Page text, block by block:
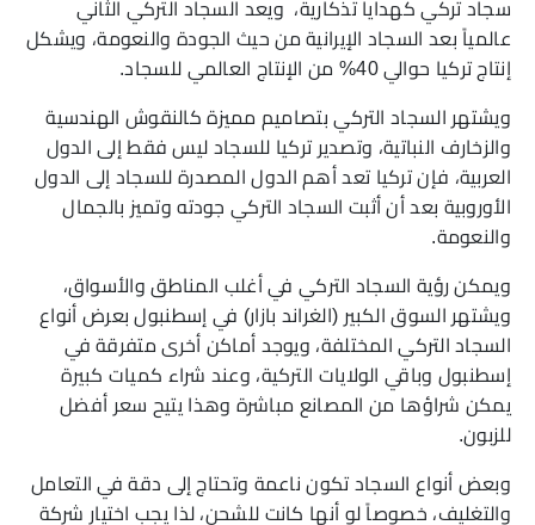
سجاد تركي كهدايا تذكارية، ويعد السجاد التركي الثاني
عالمياً بعد السجاد الإيرانية من حيث الجودة والنعومة، ويشكل
إنتاج تركيا حوالي 40% من الإنتاج العالمي للسجاد.
ويشتهر السجاد التركي بتصاميم مميزة كالنقوش الهندسية
والزخارف النباتية، وتصدير تركيا للسجاد ليس فقط إلى الدول
العربية، فإن تركيا تعد أهم الدول المصدرة للسجاد إلى الدول
الأوروبية بعد أن أثبت السجاد التركي جودته وتميز بالجمال
والنعومة.
ويمكن رؤية السجاد التركي في أغلب المناطق والأسواق،
ويشتهر السوق الكبير (الغراند بازار) في إسطنبول بعرض أنواع
السجاد التركي المختلفة، ويوجد أماكن أخرى متفرقة في
إسطنبول وباقي الولايات التركية، وعند شراء كميات كبيرة
يمكن شراؤها من المصانع مباشرة وهذا يتيح سعر أفضل
للزبون.
وبعض أنواع السجاد تكون ناعمة وتحتاج إلى دقة في التعامل
والتغليف، خصوصاً لو أنها كانت للشحن، لذا يجب اختيار شركة